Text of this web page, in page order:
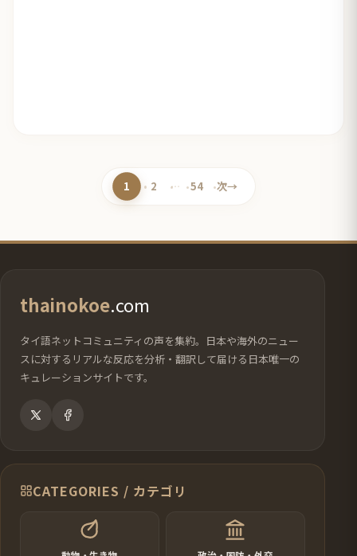
ペ
1
ペ
2 …
ペ
54 次→
thainokoe.com
タイ語ネットコミュニティの声を集約。日本や海外のニュー
スに対するリアルな反応を分析・翻訳して届ける日本唯一の
キュレーションサイトです。
CATEGORIES / カテゴリ